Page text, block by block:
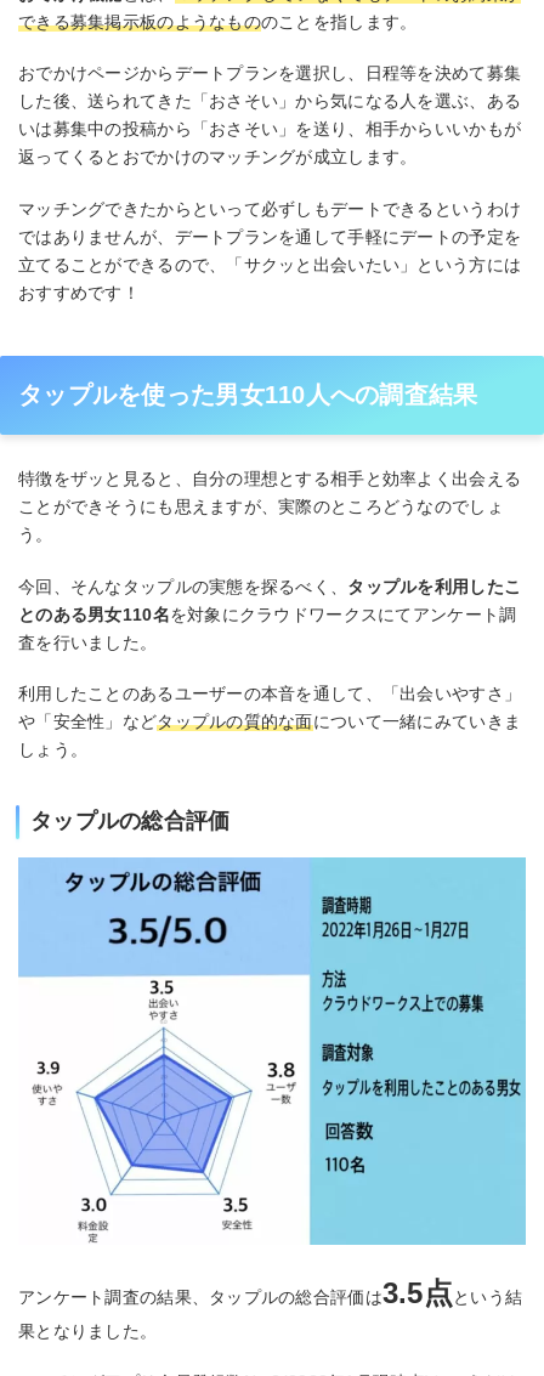
できる募集掲示板のようなもののことを指します。
おでかけページからデートプランを選択し、日程等を決めて募集
した後、送られてきた「おさそい」から気になる人を選ぶ、ある
いは募集中の投稿から「おさそい」を送り、相手からいいかもが
返ってくるとおでかけのマッチングが成立します。
マッチングできたからといって必ずしもデートできるというわけ
ではありませんが、デートプランを通して手軽にデートの予定を
立てることができるので、「サクッと出会いたい」という方には
おすすめです！
タップルを使った男女110人への調査結果
特徴をザッと見ると、自分の理想とする相手と効率よく出会える
ことができそうにも思えますが、実際のところどうなのでしょ
う。
今回、そんなタップルの実態を探るべく、 タップルを利用したこ
とのある男女110名を対象にクラウドワークスにてアンケート調
査を行いました。
利用したことのあるユーザーの本音を通して、「出会いやすさ」
や「安全性」などタップルの質的な面について一緒にみていきま
しょう。
タップルの総合評価
アンケート調査の結果、タップルの総合評価は3.5点という結
果となりました。